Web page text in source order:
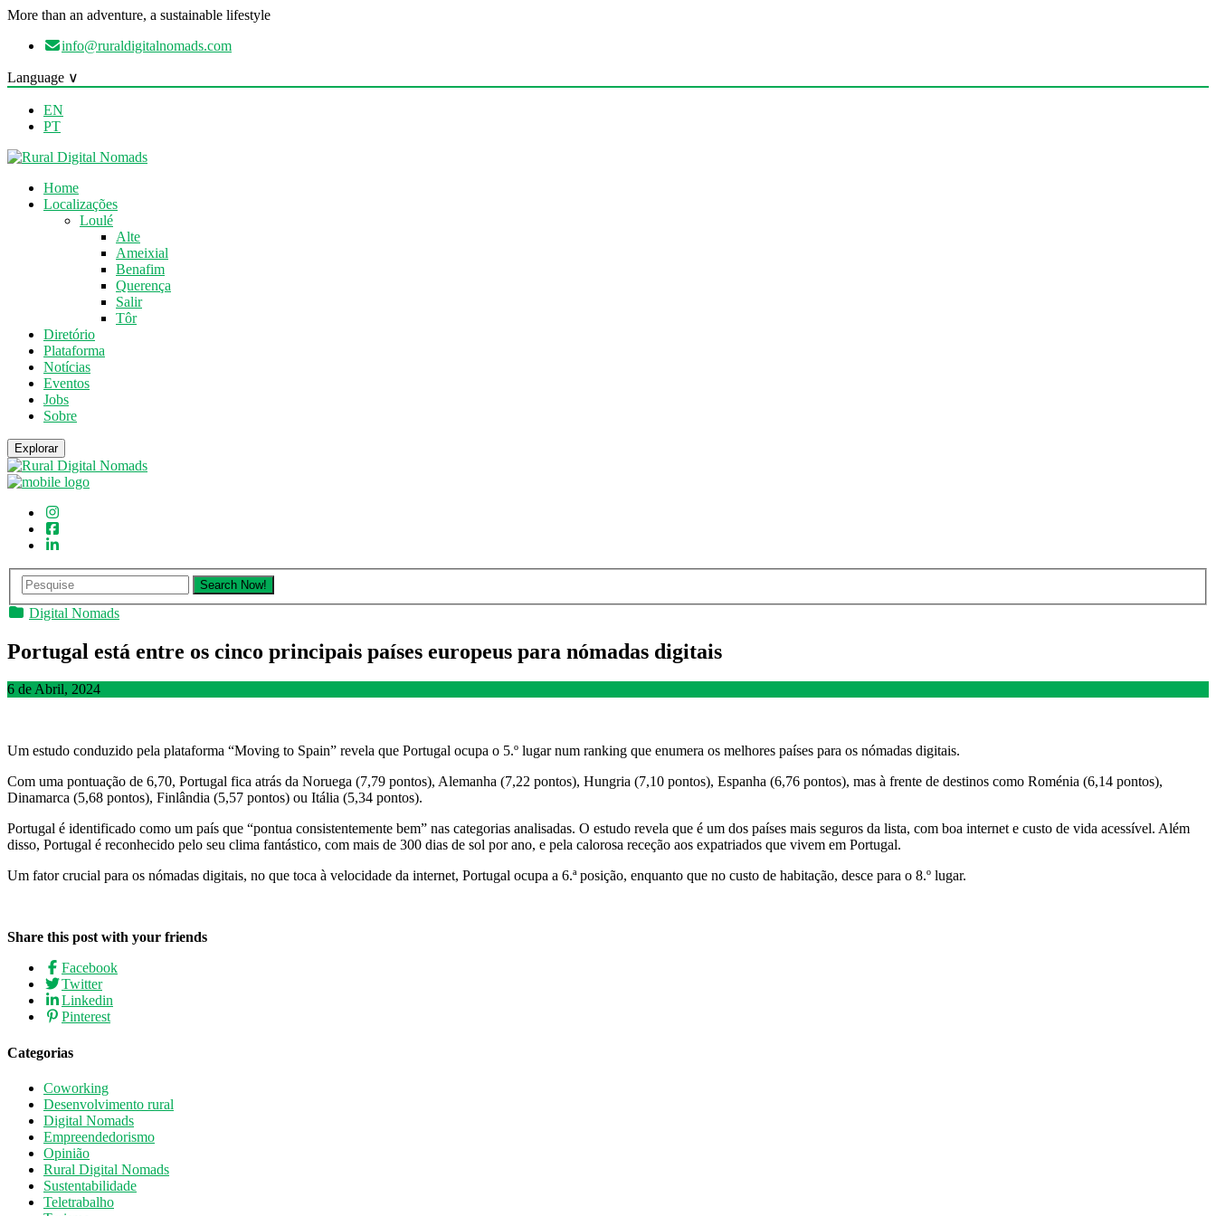
More than an adventure, a sustainable lifestyle
info@ruraldigitalnomads.com
Language ∨
EN
PT
Home
Localizações
Loulé
Alte
Ameixial
Benafim
Querença
Salir
Tôr
Diretório
Plataforma
Notícias
Eventos
Jobs
Sobre
Explorar
Digital Nomads
Portugal está entre os cinco principais países europeus para nómadas digitais
6 de Abril, 2024
Um estudo conduzido pela plataforma “Moving to Spain” revela que Portugal ocupa o 5.º lugar num ranking que enumera os melhores países para os nómadas digitais.
Com uma pontuação de 6,70, Portugal fica atrás da Noruega (7,79 pontos), Alemanha (7,22 pontos), Hungria (7,10 pontos), Espanha (6,76 pontos), mas à frente de destinos como Roménia (6,14 pontos),
Dinamarca (5,68 pontos), Finlândia (5,57 pontos) ou Itália (5,34 pontos).
Portugal é identificado como um país que “pontua consistentemente bem” nas categorias analisadas. O estudo revela que é um dos países mais seguros da lista, com boa internet e custo de vida acessível. Além
disso, Portugal é reconhecido pelo seu clima fantástico, com mais de 300 dias de sol por ano, e pela calorosa receção aos expatriados que vivem em Portugal.
Um fator crucial para os nómadas digitais, no que toca à velocidade da internet, Portugal ocupa a 6.ª posição, enquanto que no custo de habitação, desce para o 8.º lugar.
Share this post with your friends
Facebook
Twitter
Linkedin
Pinterest
Categorias
Coworking
Desenvolvimento rural
Digital Nomads
Empreendedorismo
Opinião
Rural Digital Nomads
Sustentabilidade
Teletrabalho